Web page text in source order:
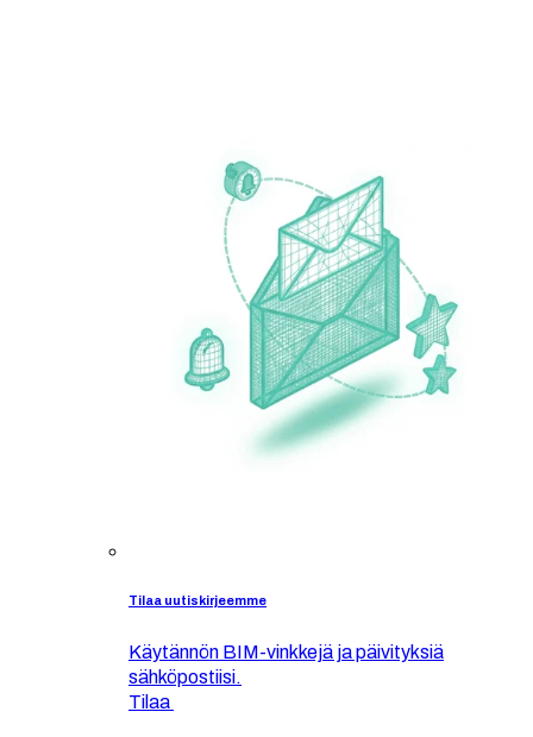
Tilaa uutiskirjeemme
Käytännön BIM-vinkkejä ja päivityksiä
sähköpostiisi.
Tilaa